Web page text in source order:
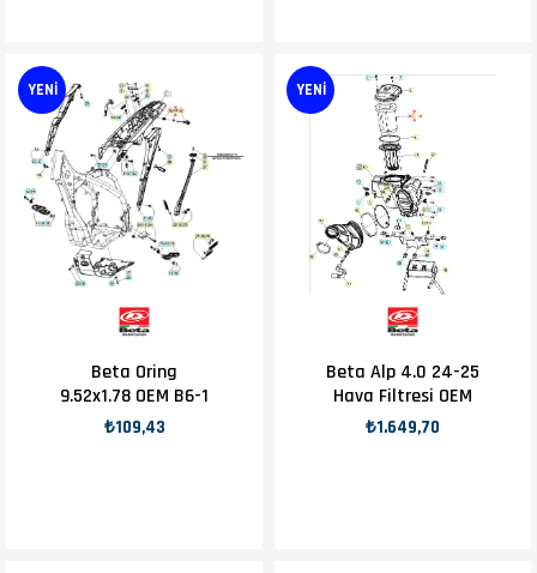
Beta Oring
9.52x1.78 OEM B6-1
₺109,43
YENI
Beta Alp 4.0 24-25
Hava Filtresi OEM
₺1.649,70
YENI